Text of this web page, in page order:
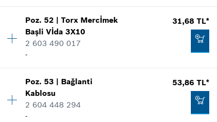
-
Şekli göster
94,41 TL*
Fiyatlara KDV dahildir.
Miktar 1
Fiyat grubu:17
Yedek parça bilgisi
Şekli göster
Poz.52 |Torx Mercİmek
Başli Vİda 3X10
2 603 490 017
-
31,68 TL*
Miktar 4
Fiyat grubu
Yedek parça bilgisi
Poz.53 | Bağlanti
Kablosu
2 604 448 294
-
53,86 TL*